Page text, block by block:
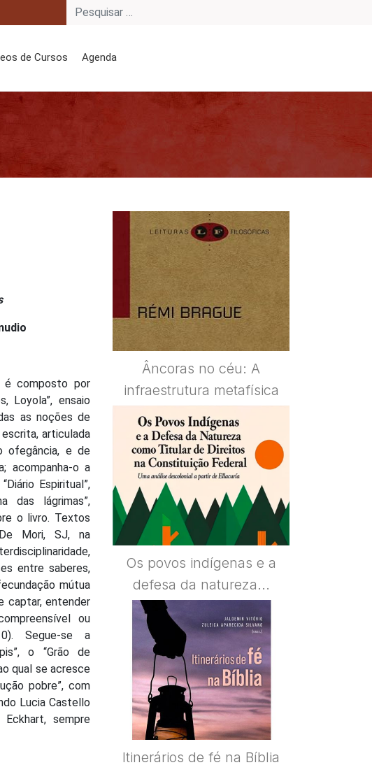
de Cursos Agenda
é composto por
Loyola”, ensaio
as noções de
articulada
ofegância, e de
acompanha-o a
Espiritual”,
das lágrimas”,
o livro. Textos
Mori, SJ, na
entre saberes,
mútua
captar, entender
ou
Segue-se a
o “Grão de
qual se acresce
pobre”, com
Lucia Castello
sempre
Âncoras no céu: A
infraestrutura metafísica
Os povos indígenas e a
defesa da natureza...
Itinerários de fé na Bíblia